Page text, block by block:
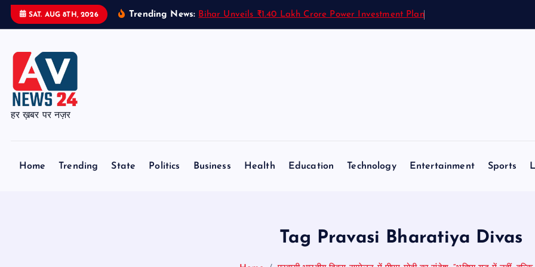
SAT. AUG 8TH, 2026 Trending News: Bihar Unveils ₹1.40 Lakh Crore Power Investment Plan
हर ख़बर पर नज़र
Home Trending State Politics Business Health Education Technology Entertainment Sports
Tag Pravasi Bharatiya Divas